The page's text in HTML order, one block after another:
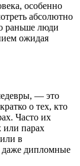
особенно
абсолютно
раньше люди
ожидая
— это
о тех, кто
Часто их
или парах
в
даже дипломные